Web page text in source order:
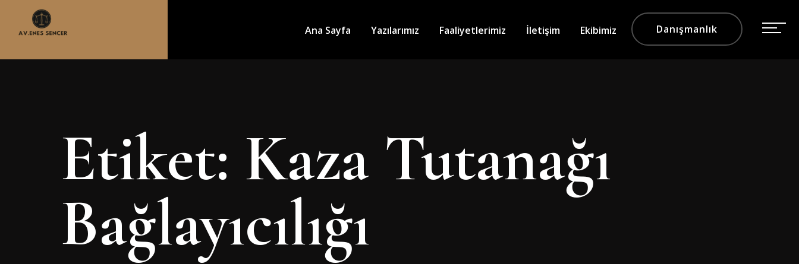
Ana Sayfa Yazılarımız Faaliyetlerimiz İletişim Ekibimiz Danışmanlık
Etiket: Kaza Tutanağı
Bağlayıcılığı